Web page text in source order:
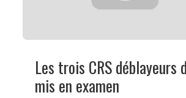
Les trois CRS déblayeurs
mis en examen